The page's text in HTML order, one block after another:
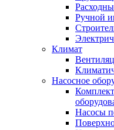
Ручной
Климат
Насосное
Насосы